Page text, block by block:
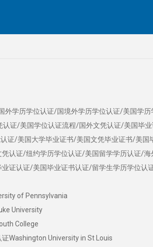
外学历学位认证/国境外学历学位认证/美国学历
证/美国学位认证流程/国外文凭认证/美国毕业
证/美国大学毕业证书/美国文凭毕业证书/美国
认证/纽约学历学位认证/美国留学学历认证/海
证认证/美国毕业证书认证/留学生学历学位认
of Pennsylvania
University
College
Washington University in St Louis